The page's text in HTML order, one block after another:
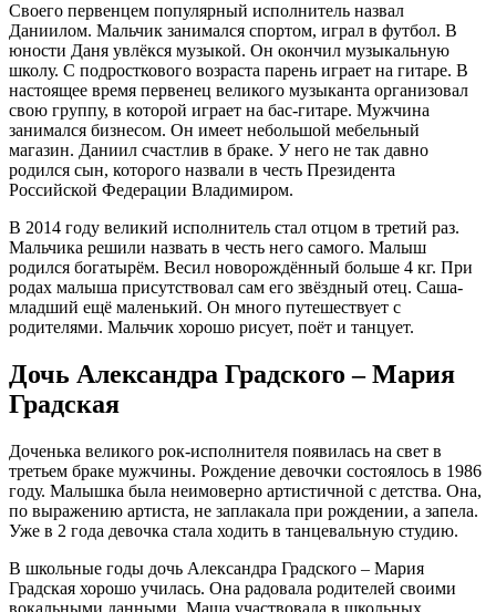
Своего первенцем популярный исполнитель назвал
Даниилом. Мальчик занимался спортом, играл в футбол. В
юности Даня увлёкся музыкой. Он окончил музыкальную
школу. С подросткового возраста парень играет на гитаре. В
настоящее время первенец великого музыканта организовал
свою группу, в которой играет на бас-гитаре. Мужчина
занимался бизнесом. Он имеет небольшой мебельный
магазин. Даниил счастлив в браке. У него не так давно
родился сын, которого назвали в честь Президента
Российской Федерации Владимиром.
В 2014 году великий исполнитель стал отцом в третий раз.
Мальчика решили назвать в честь него самого. Малыш
родился богатырём. Весил новорождённый больше 4 кг. При
родах малыша присутствовал сам его звёздный отец. Саша-
младший ещё маленький. Он много путешествует с
родителями. Мальчик хорошо рисует, поёт и танцует.
Дочь Александра Градского – Мария
Градская
Доченька великого рок-исполнителя появилась на свет в
третьем браке мужчины. Рождение девочки состоялось в 1986
году. Малышка была неимоверно артистичной с детства. Она,
по выражению артиста, не заплакала при рождении, а запела.
Уже в 2 года девочка стала ходить в танцевальную студию.
В школьные годы дочь Александра Градского – Мария
Градская хорошо училась. Она радовала родителей своими
вокальными данными. Маша участвовала в школьных